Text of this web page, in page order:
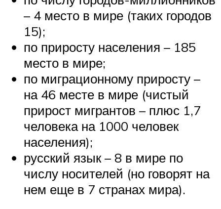
– 4 место в мире (таких городов
15);
по приросту населения – 185
место в мире;
по миграционному приросту –
на 46 месте в мире (чистый
прирост мигрантов – плюс 1,7
человека на 1000 человек
населения);
русский язык – 8 в мире по
числу носителей (но говорят на
нем еще в 7 странах мира).